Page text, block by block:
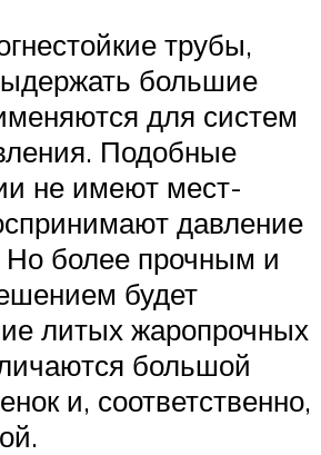
трубы,
большие
для систем
Подобные
не имеют мест-
давление
Но более прочным и
будет
литых жаропрочных
большой
и, соответственно,